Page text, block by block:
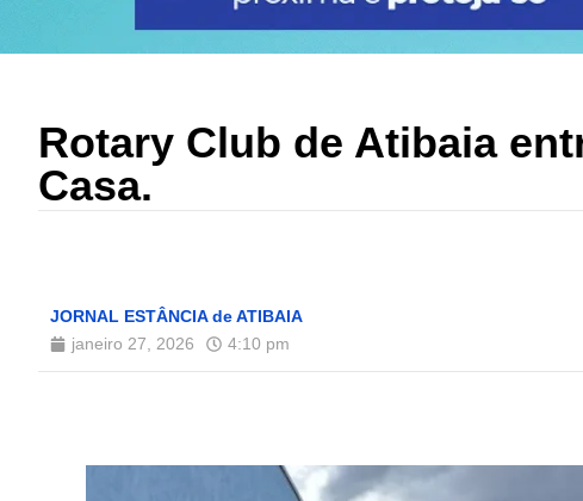
Rotary Club de Atibaia
Casa.
JORNAL ESTÂNCIA de ATIBAIA
janeiro 27, 2026
4:10 pm